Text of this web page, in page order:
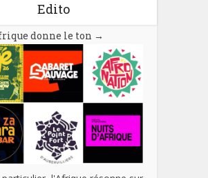
Edito
donne le ton →